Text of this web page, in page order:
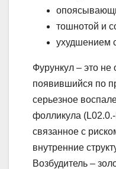
тошнотой и
ухудшением
Фурункул – это
появившийся по
серьезное
фолликула
связанное с
внутренние
Возбудитель –